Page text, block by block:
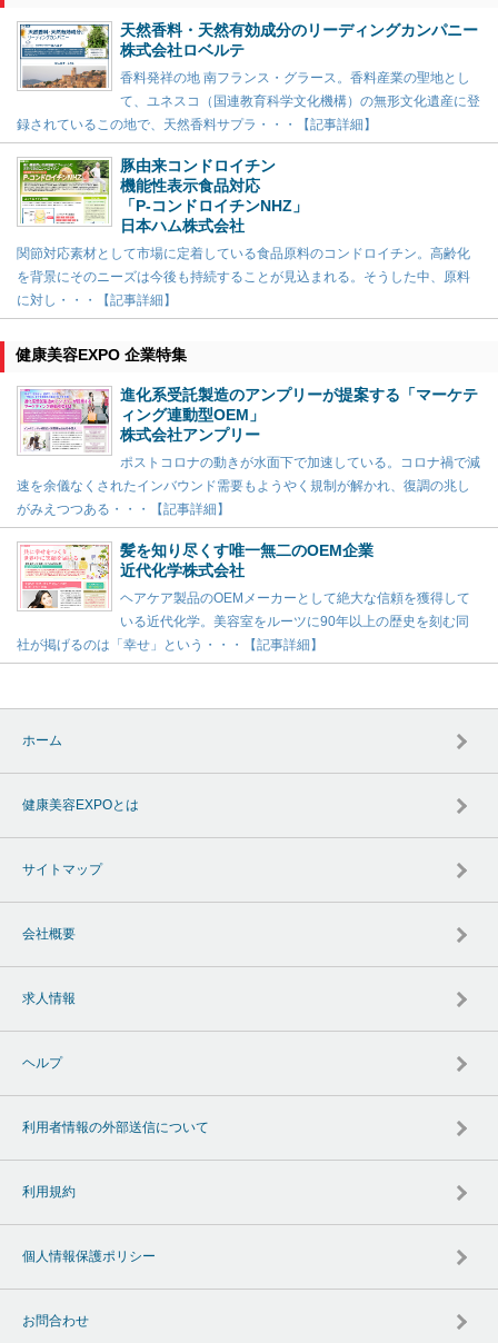
天然香料・天然有効成分のリーディングカンパニー
株式会社ロベルテ
香料発祥の地 南フランス・グラース。香料産業の聖地とし
て、ユネスコ（国連教育科学文化機構）の無形文化遺産に登
録されているこの地で、天然香料サプラ・・・【記事詳細】
豚由来コンドロイチン
機能性表示食品対応
「P-コンドロイチンNHZ」
日本ハム株式会社
関節対応素材として市場に定着している食品原料のコンドロイチン。高齢化
を背景にそのニーズは今後も持続することが見込まれる。そうした中、原料
に対し・・・【記事詳細】
健康美容EXPO 企業特集
進化系受託製造のアンプリーが提案する「マーケテ
ィング連動型OEM」
株式会社アンプリー
ポストコロナの動きが水面下で加速している。コロナ禍で減
速を余儀なくされたインバウンド需要もようやく規制が解かれ、復調の兆し
がみえつつある・・・【記事詳細】
髪を知り尽くす唯一無二のOEM企業
近代化学株式会社
ヘアケア製品のOEMメーカーとして絶大な信頼を獲得して
いる近代化学。美容室をルーツに90年以上の歴史を刻む同
社が掲げるのは「幸せ」という・・・【記事詳細】
ホーム
健康美容EXPOとは
サイトマップ
会社概要
求人情報
ヘルプ
利用者情報の外部送信について
利用規約
個人情報保護ポリシー
お問合わせ